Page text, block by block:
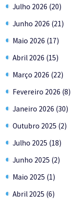
Julho 2026 (20)
Junho 2026 (21)
Maio 2026 (17)
Abril 2026 (15)
Março 2026 (22)
Fevereiro 2026 (8)
Janeiro 2026 (30)
Outubro 2025 (2)
Julho 2025 (18)
Junho 2025 (2)
Maio 2025 (1)
Abril 2025 (6)